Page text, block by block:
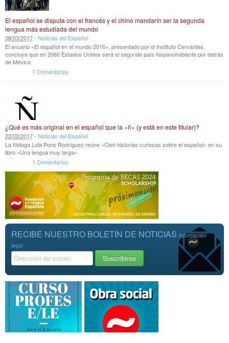
El español se disputa con el francés y el chino mandarín ser la segunda
lengua más estudiada del mundo
08/03/2017- Noticias del Español
El anuario «El español en el mundo 2016», presentado por el Instituto Cervantes,
concluye que en 2060 Estados Unidos será el segundo país hispanohablante por detrás
de México
1 Comentarios
¿Qué es más original en el español que la «ñ» (y está en este titular)?
22/02/2017- Noticias del Español
La filóloga Lola Pons Rodríguez reúne «Cien historias curiosas sobre el español» en su
libro «Una lengua muy larga»
1 Comentarios
RECIBE NUESTRO BOLETÍN DE NOTICIAS Información
legal